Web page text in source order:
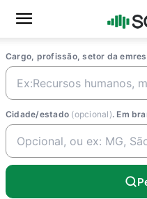
Cargo, profissão, setor da
Cidade/estado (opcional). Em